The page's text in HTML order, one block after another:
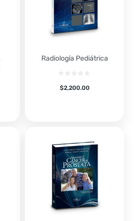
Radiología Pediátrica
$2,200.00